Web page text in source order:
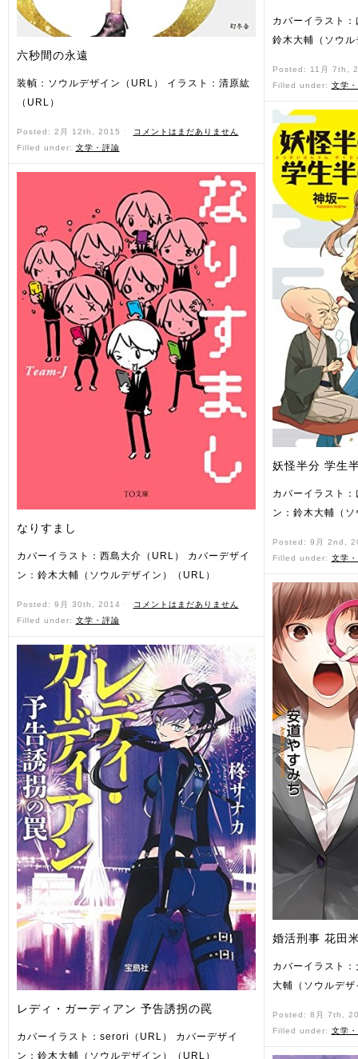
六秒間の永遠
装幀：ソウルデザイン（URL） イラスト：清原紘
（URL）
Posted: 2月 12th, 2015 ˑ
コメントはまだありません
Filled under: 文学・評論
なりすまし
カバーイラスト：西島大介（URL） カバーデザイ
ン：鈴木大輔（ソウルデザイン）（URL）
Posted: 9月 30th, 2014 ˑ
コメントはまだありません
Filled under: 文学・評論
レディ・ガーディアン 予告誘拐の罠
カバーイラスト：serori（URL） カバーデザイ
ン：鈴木大輔（ソウルデザイン）（URL）
カバーイラスト
鈴木大輔（ソウ
Posted: 11月 7th,
Filled under: 文学
妖怪半分 学生
カバーイラスト
ン：鈴木大輔（
Posted: 9月 2nd,
Filled under: 文学
婚活刑事 花田
カバーイラスト
大輔（ソウルデ
Posted: 8月 7th,
Filled under: 文学